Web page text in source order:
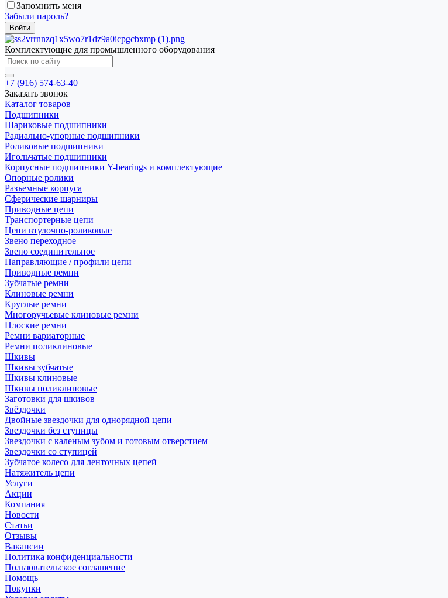
Запомнить меня
Забыли пароль?
Комплектующие для промышленного оборудования
+7 (916) 574-63-40
Заказать звонок
Каталог товаров
Подшипники
Шариковые подшипники
Радиально-упорные подшипники
Роликовые подшипники
Игольчатые подшипники
Корпусные подшипники Y-bearings и комплектующие
Опорные ролики
Разъемные корпуса
Сферические шарниры
Приводные цепи
Транспортерные цепи
Цепи втулочно-роликовые
Звено переходное
Звено соединительное
Направляющие / профили цепи
Приводные ремни
Зубчатые ремни
Клиновые ремни
Круглые ремни
Многоручьевые клиновые ремни
Плоские ремни
Ремни вариаторные
Ремни поликлиновые
Шкивы
Шкивы зубчатые
Шкивы клиновые
Шкивы поликлиновые
Заготовки для шкивов
Звёздочки
Двойные звездочки для однорядной цепи
Звездочки без ступицы
Звездочки с каленым зубом и готовым отверстием
Звездочки со ступицей
Зубчатое колесо для ленточных цепей
Натяжитель цепи
Услуги
Акции
Компания
Новости
Статьи
Отзывы
Вакансии
Политика конфиденциальности
Пользовательское соглашение
Помощь
Покупки